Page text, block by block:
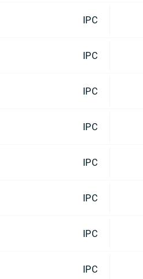
IPC
IPC
IPC
IPC
IPC
IPC
IPC
IPC